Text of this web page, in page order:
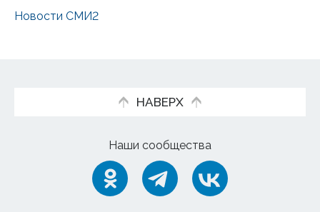
Новости СМИ2
НАВЕРХ
Наши сообщества